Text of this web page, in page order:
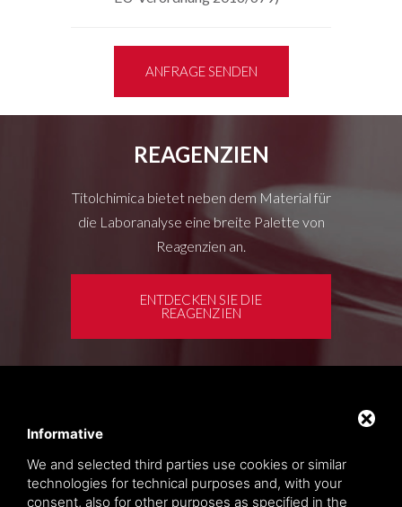
ANFRAGE SENDEN
REAGENZIEN
Titolchimica bietet neben dem Material für
die Laboranalyse eine breite Palette von
Reagenzien an.
ENTDECKEN SIE DIE
REAGENZIEN
Informative
We and selected third parties use cookies or similar
technologies for technical purposes and, with your
consent, also for other purposes as specified in the
Privacy policy